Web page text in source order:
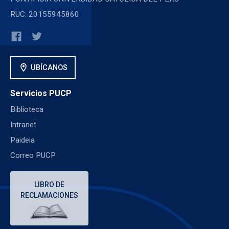
RUC: 20155945860
location_on UBÍCANOS
Servicios PUCP
Biblioteca
Intranet
Paideia
Correo PUCP
LIBRO DE
RECLAMACIONES